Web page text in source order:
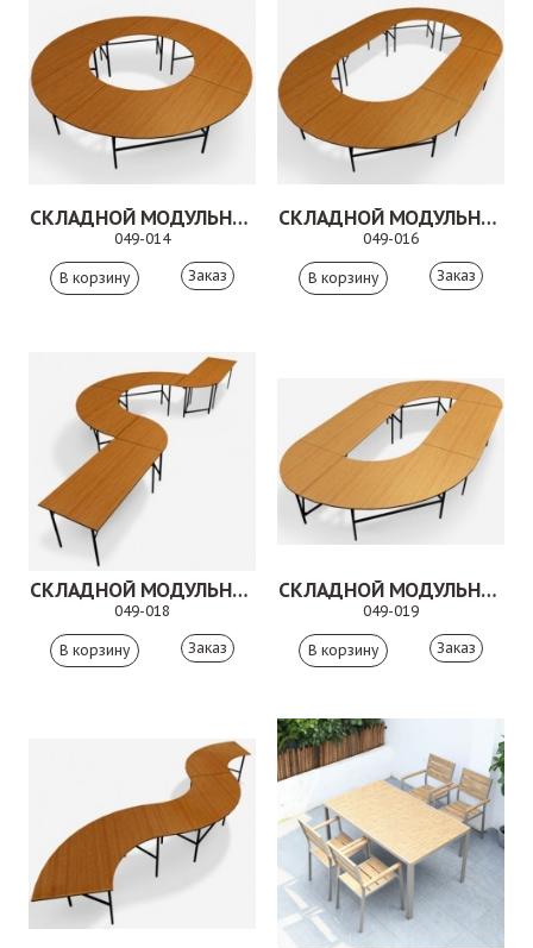
СКЛАДНОЙ МОДУЛЬНЫЙ СТОЛ. 049-015
049-014
Заказ
СКЛАДНОЙ МОДУЛЬНЫЙ СТОЛ. 049-016
049-016
Заказ
СКЛАДНОЙ МОДУЛЬНЫЙ СТОЛ. 049-018
049-018
Заказ
СКЛАДНОЙ МОДУЛЬНЫЙ СТОЛ. 049-019
049-019
Заказ